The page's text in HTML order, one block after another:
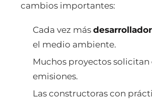
cambios importantes:
Cada vez más
el medio ambiente.
Muchos proyectos solicitan
emisiones.
Las constructoras con